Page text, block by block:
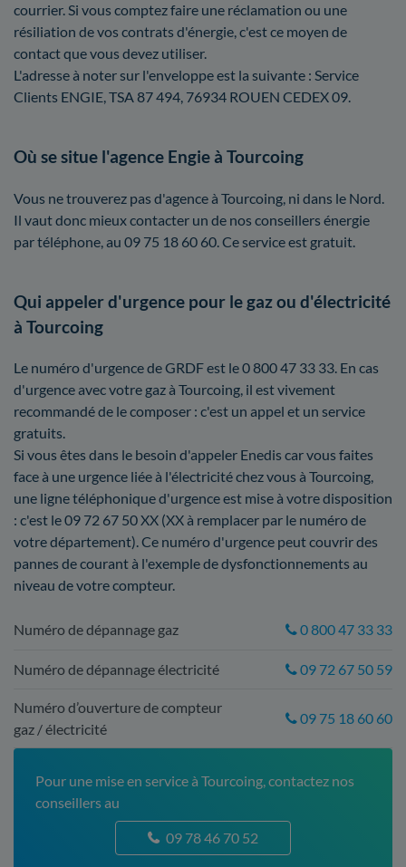
courrier. Si vous comptez faire une réclamation ou une
résiliation de vos contrats d'énergie, c'est ce moyen de
contact que vous devez utiliser.
L'adresse à noter sur l'enveloppe est la suivante : Service
Clients ENGIE, TSA 87 494, 76934 ROUEN CEDEX 09.
Où se situe l'agence Engie à Tourcoing
Vous ne trouverez pas d'agence à Tourcoing, ni dans le Nord.
Il vaut donc mieux contacter un de nos conseillers énergie
par téléphone, au 09 75 18 60 60. Ce service est gratuit.
Qui appeler d'urgence pour le gaz ou d'électricité
à Tourcoing
Le numéro d'urgence de GRDF est le 0 800 47 33 33. En cas
d'urgence avec votre gaz à Tourcoing, il est vivement
recommandé de le composer : c'est un appel et un service
gratuits.
Si vous êtes dans le besoin d'appeler Enedis car vous faites
face à une urgence liée à l'électricité chez vous à Tourcoing,
une ligne téléphonique d'urgence est mise à votre disposition
: c'est le 09 72 67 50 XX (XX à remplacer par le numéro de
votre département). Ce numéro d'urgence peut couvrir des
pannes de courant à l'exemple de dysfonctionnements au
niveau de votre compteur.
Numéro de dépannage gaz 0 800 47 33 33
Numéro de dépannage électricité 09 72 67 50 59
Numéro d’ouverture de compteur
gaz / électricité
09 75 18 60 60
Pour une mise en service à Tourcoing, contactez nos
conseillers au
09 78 46 70 52